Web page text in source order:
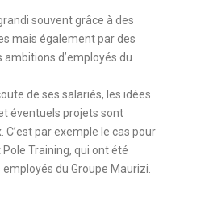
souvent grâce à des
mais également par des
ambitions d’employés du
de ses salariés, les idées
éventuels projets sont
C’est par exemple le cas pour
Training, qui ont été
du Groupe Maurizi.